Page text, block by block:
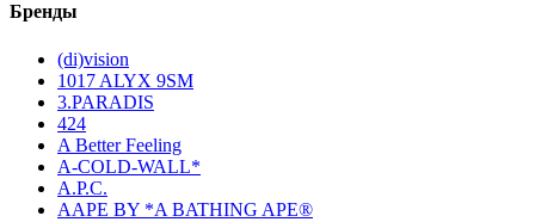
Бренды
(di)vision
1017 ALYX 9SM
3.PARADIS
424
A Better Feeling
A-COLD-WALL*
A.P.C.
AAPE BY *A BATHING APE®